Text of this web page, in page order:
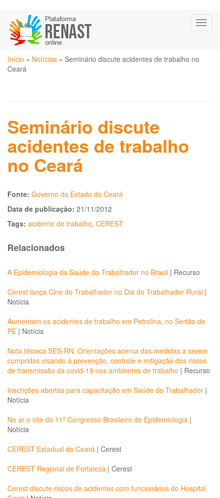
para
conteúdo
principal
Você
está
Início » Notícias » Seminário discute acidentes de trabalho no
Ceará
Seminário discute
acidentes de trabalho
no Ceará
Fonte: Governo do Estado do Ceará
Data de publicação: 21/11/2012
Tags: acidente de trabalho, CEREST
Relacionados
A Epidemiologia da Saúde do Trabalhador no Brasil | Recurso
Cerest lança Cine do Trabalhador no Dia do Trabalhador Rural |
Notícia
Aumentam os acidentes de trabalho em Petrolina, no Sertão de
PE | Notícia
Nota técnica SES-RN: Orientações acerca das medidas a serem
cumpridas visando à prevenção, controle e mitigação dos riscos
de transmissão da covid-19 nos ambientes de trabalho | Recurso
Inscrições abertas para capacitação em Saúde do Trabalhador |
Notícia
No ar o site do 11º Congresso Brasileiro de Epidemiologia |
Notícia
CEREST Estadual do Ceará | Cerest
CEREST Regional de Fortaleza | Cerest
Cerest discute riscos de acidentes com funcionários do Hospital